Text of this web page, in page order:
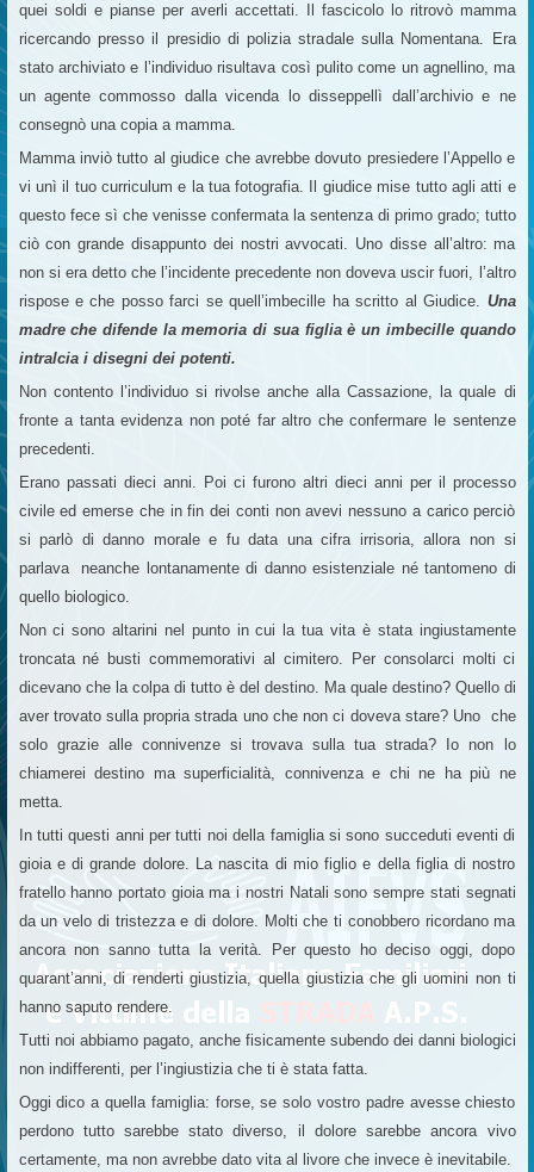
quei soldi e pianse per averli accettati. Il fascicolo lo ritrovò mamma
ricercando presso il presidio di polizia stradale sulla Nomentana. Era
stato archiviato e l’individuo risultava così pulito come un agnellino, ma
un agente commosso dalla vicenda lo disseppellì dall’archivio e ne
consegnò una copia a mamma.
Mamma inviò tutto al giudice che avrebbe dovuto presiedere l’Appello e
vi unì il tuo curriculum e la tua fotografia. Il giudice mise tutto agli atti e
questo fece sì che venisse confermata la sentenza di primo grado; tutto
ciò con grande disappunto dei nostri avvocati. Uno disse all’altro: ma
non si era detto che l’incidente precedente non doveva uscir fuori, l’altro
rispose e che posso farci se quell’imbecille ha scritto al Giudice. Una
madre che difende la memoria di sua figlia è un imbecille quando
intralcia i disegni dei potenti.
Non contento l’individuo si rivolse anche alla Cassazione, la quale di
fronte a tanta evidenza non poté far altro che confermare le sentenze
precedenti.
Erano passati dieci anni. Poi ci furono altri dieci anni per il processo
civile ed emerse che in fin dei conti non avevi nessuno a carico perciò
si parlò di danno morale e fu data una cifra irrisoria, allora non si
parlava neanche lontanamente di danno esistenziale né tantomeno di
quello biologico.
Non ci sono altarini nel punto in cui la tua vita è stata ingiustamente
troncata né busti commemorativi al cimitero. Per consolarci molti ci
dicevano che la colpa di tutto è del destino. Ma quale destino? Quello di
aver trovato sulla propria strada uno che non ci doveva stare? Uno che
solo grazie alle connivenze si trovava sulla tua strada? Io non lo
chiamerei destino ma superficialità, connivenza e chi ne ha più ne
metta.
In tutti questi anni per tutti noi della famiglia si sono succeduti eventi di
gioia e di grande dolore. La nascita di mio figlio e della figlia di nostro
fratello hanno portato gioia ma i nostri Natali sono sempre stati segnati
da un velo di tristezza e di dolore. Molti che ti conobbero ricordano ma
ancora non sanno tutta la verità. Per questo ho deciso oggi, dopo
quarant’anni, di renderti giustizia, quella giustizia che gli uomini non ti
hanno saputo rendere.
Tutti noi abbiamo pagato, anche fisicamente subendo dei danni biologici
non indifferenti, per l’ingiustizia che ti è stata fatta.
Oggi dico a quella famiglia: forse, se solo vostro padre avesse chiesto
perdono tutto sarebbe stato diverso, il dolore sarebbe ancora vivo
certamente, ma non avrebbe dato vita al livore che invece è inevitabile.